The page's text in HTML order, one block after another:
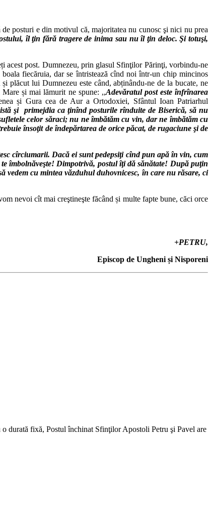
posturi e din motivul că, majoritatea nu cunosc şi nici nu prea
îl ţin fără tragere de inima sau nu îl ţin deloc. Şi totuşi,
acest post. Dumnezeu, prin glasul Sfinţilor Părinţi, vorbindu-ne
fiecăruia, dar se întristează cînd noi într-un chip mincinos
plăcut lui Dumnezeu este când, abținându-ne de la bucate, ne
și mai lămurit ne spune: ,,Adevăratul post este înfrînarea
și Gura cea de Aur a Ortodoxiei, Sfântul Ioan Patriarhul
şi primejdia ca ţinînd posturile rînduite de Biserică, să nu
celor săraci; nu ne îmbătăm cu vin, dar ne îmbătăm cu
însoţit de îndepărtarea de orice păcat, de rugaciune şi de
cîrciumarii. Dacă ei sunt pedepsiţi cînd pun apă în vin, cum
îmbol­năveşte! Dimpotrivă, postul îţi dă sănătate! După puţin
vedem cu mintea văzduhul duhovnicesc, în care nu răsare, ci
nevoi cît mai creştineşte făcând și multe fapte bune, căci orce
+PETRU,
Episcop de Ungheni și Nisporeni
durată fixă, Postul închinat Sfinţilor Apostoli Petru şi Pavel are